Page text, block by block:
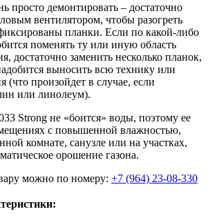
просто демонтировать – достаточно
вентилятором, чтобы разогреть
планки. Если по какой-либо
поменять ту или иную область
достаточно заменить несколько планок,
выносить всю технику или
(что произойдет в случае, если
или линолеум).
Strong не «боится» воды, поэтому ее
с повышенной влажностью,
комнате, санузле или на участках,
орошение газона.
можно по номеру: +7 (964) 23-08-330